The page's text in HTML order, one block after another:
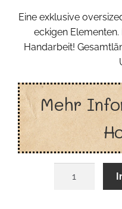
Eine exklusive
eckigen Elementen.
Handarbeit!
Mehr